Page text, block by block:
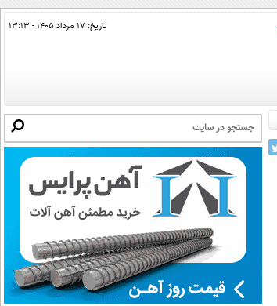
تاریخ: ۱۷ مرداد ۱۴۰۵ - ۱۳:۱۳